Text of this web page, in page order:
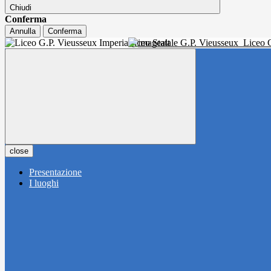
Chiudi
Conferma
Annulla Conferma
Liceo Statale G.P. Vieusseux Liceo
close
Presentazione
I luoghi